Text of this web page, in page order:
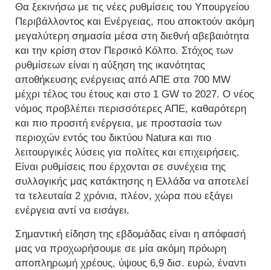
Θα ξεκινήσω με τις νέες ρυθμίσεις του Υπουργείου
Περιβάλλοντος και Ενέργειας, που αποκτούν ακόμη
μεγαλύτερη σημασία μέσα στη διεθνή αβεβαιότητα
και την κρίση στον Περσικό Κόλπο. Στόχος των
ρυθμίσεων είναι η αύξηση της ικανότητας
αποθήκευσης ενέργειας από ΑΠΕ στα 700 MW
μέχρι τέλος του έτους και στο 1 GW το 2027. Ο νέος
νόμος προβλέπει περισσότερες ΑΠΕ, καθαρότερη
και πιο προσιτή ενέργεια, με προστασία των
περιοχών εντός του δικτύου Natura και πιο
λειτουργικές λύσεις για πολίτες και επιχειρήσεις.
Είναι ρυθμίσεις που έρχονται σε συνέχεια της
συλλογικής μας κατάκτησης η Ελλάδα να αποτελεί
τα τελευταία 2 χρόνια, πλέον, χώρα που εξάγει
ενέργεια αντί να εισάγει.
Σημαντική είδηση της εβδομάδας είναι η απόφασή
μας να προχωρήσουμε σε μία ακόμη πρόωρη
αποπληρωμή χρέους, ύψους 6,9 δισ. ευρώ, έναντι